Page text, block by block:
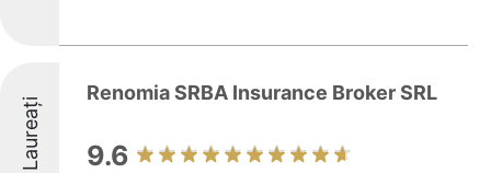
Laureați
Renomia SRBA Insurance Broker SRL
9.6